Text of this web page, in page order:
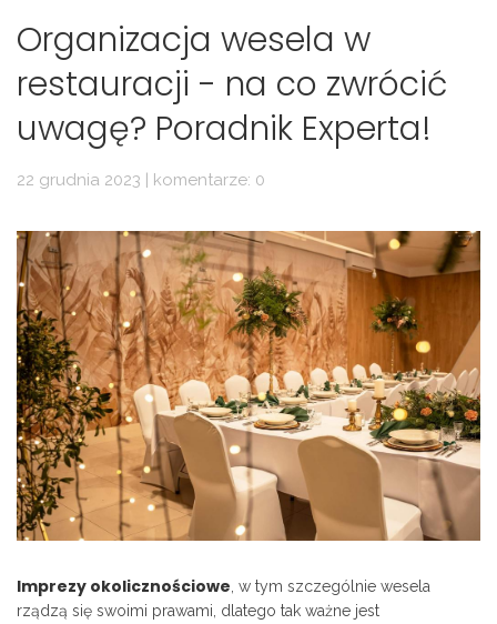
Organizacja wesela w
restauracji - na co zwrócić
uwagę? Poradnik Experta!
22 grudnia 2023 | komentarze: 0
Imprezy okolicznościowe , w tym szczególnie wesela
rządzą się swoimi prawami, dlatego tak ważne jest